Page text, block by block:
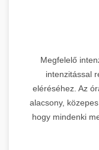
Megfelelő
intenzitással
eléréséhez. Az
alacsony,
hogy mindenki